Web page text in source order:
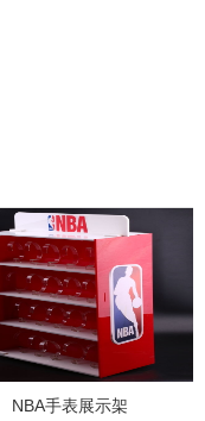
NBA手表展示架